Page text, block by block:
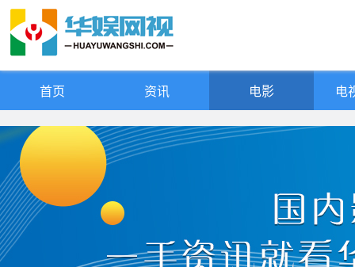
首页 资讯 电影 电